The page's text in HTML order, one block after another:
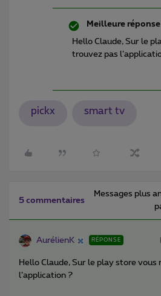
Meilleure
Hello Claude, Sur le
trouvez pas
pickx smart tv
5 commentaires
Messages plus
AurélienK RÉPONSE
Hello Claude, Sur le play store vous
l’application ?